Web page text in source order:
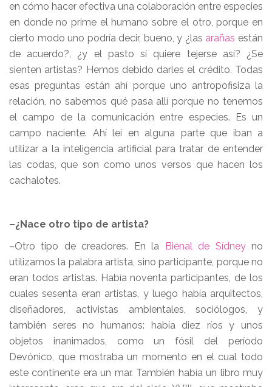
en cómo hacer efectiva una colaboración entre especies
en donde no prime el humano sobre el otro, porque en
cierto modo uno podría decir, bueno, y ¿las arañas están
de acuerdo?, ¿y el pasto sí quiere tejerse así? ¿Se
sienten artistas? Hemos debido darles el crédito. Todas
esas preguntas están ahí porque uno antropofisiza la
relación, no sabemos qué pasa allí porque no tenemos
el campo de la comunicación entre especies. Es un
campo naciente. Ahí leí en alguna parte que iban a
utilizar a la inteligencia artificial para tratar de entender
las codas, que son como unos versos que hacen los
cachalotes.
–¿Nace otro tipo de artista?
–Otro tipo de creadores. En la Bienal de Sídneyno
utilizamos la palabra artista, sino participante, porque no
eran todos artistas. Había noventa participantes, de los
cuales sesenta eran artistas, y luego había arquitectos,
diseñadores, activistas ambientales, sociólogos, y
también seres no humanos: había diez ríos y unos
objetos inanimados, como un fósil del período
Devónico, que mostraba un momento en el cual todo
este continente era un mar. También había un libro muy